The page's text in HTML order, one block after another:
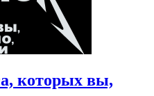
которых вы,